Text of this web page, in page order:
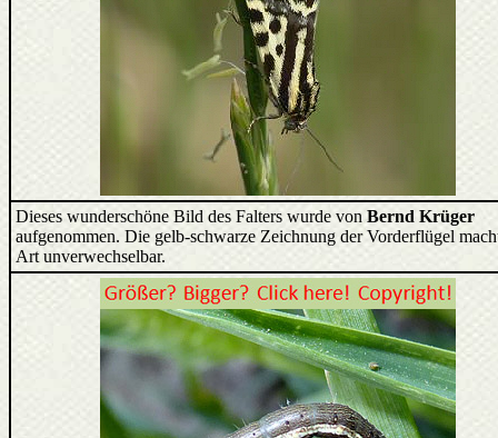
Dieses wunderschöne Bild des Falters wurde vonBernd Krüger
aufgenommen. Die gelb-schwarze Zeichnung der Vorderflügel
Art unverwechselbar.